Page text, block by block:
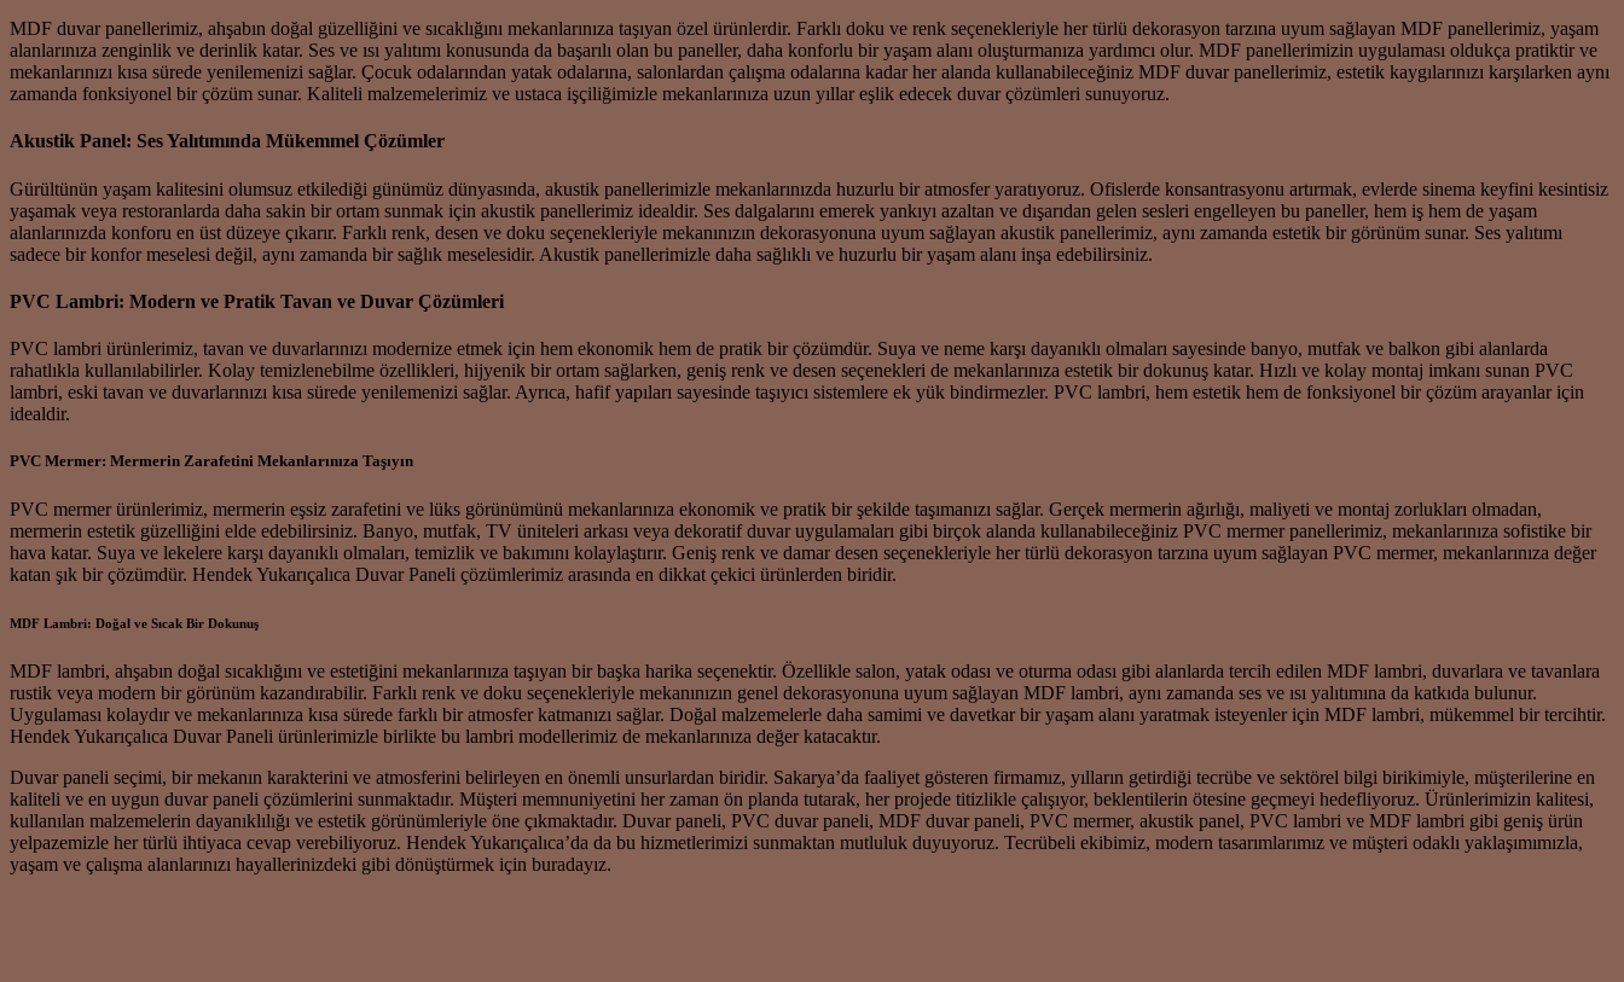
MDF duvar panellerimiz, ahşabın doğal güzelliğini ve sıcaklığını mekanlarınıza taşıyan özel ürünlerdir. Farklı doku ve renk seçenekleriyle her türlü dekorasyon tarzına uyum sağlayan MDF panellerimiz, yaşam
alanlarınıza zenginlik ve derinlik katar. Ses ve ısı yalıtımı konusunda da başarılı olan bu paneller, daha konforlu bir yaşam alanı oluşturmanıza yardımcı olur. MDF panellerimizin uygulaması oldukça pratiktir ve
mekanlarınızı kısa sürede yenilemenizi sağlar. Çocuk odalarından yatak odalarına, salonlardan çalışma odalarına kadar her alanda kullanabileceğiniz MDF duvar panellerimiz, estetik kaygılarınızı karşılarken aynı
zamanda fonksiyonel bir çözüm sunar. Kaliteli malzemelerimiz ve ustaca işçiliğimizle mekanlarınıza uzun yıllar eşlik edecek duvar çözümleri sunuyoruz.
Akustik Panel: Ses Yalıtımında Mükemmel Çözümler
Gürültünün yaşam kalitesini olumsuz etkilediği günümüz dünyasında, akustik panellerimizle mekanlarınızda huzurlu bir atmosfer yaratıyoruz. Ofislerde konsantrasyonu artırmak, evlerde sinema keyfini kesintisiz
yaşamak veya restoranlarda daha sakin bir ortam sunmak için akustik panellerimiz idealdir. Ses dalgalarını emerek yankıyı azaltan ve dışarıdan gelen sesleri engelleyen bu paneller, hem iş hem de yaşam
alanlarınızda konforu en üst düzeye çıkarır. Farklı renk, desen ve doku seçenekleriyle mekanınızın dekorasyonuna uyum sağlayan akustik panellerimiz, aynı zamanda estetik bir görünüm sunar. Ses yalıtımı
sadece bir konfor meselesi değil, aynı zamanda bir sağlık meselesidir. Akustik panellerimizle daha sağlıklı ve huzurlu bir yaşam alanı inşa edebilirsiniz.
PVC Lambri: Modern ve Pratik Tavan ve Duvar Çözümleri
PVC lambri ürünlerimiz, tavan ve duvarlarınızı modernize etmek için hem ekonomik hem de pratik bir çözümdür. Suya ve neme karşı dayanıklı olmaları sayesinde banyo, mutfak ve balkon gibi alanlarda
rahatlıkla kullanılabilirler. Kolay temizlenebilme özellikleri, hijyenik bir ortam sağlarken, geniş renk ve desen seçenekleri de mekanlarınıza estetik bir dokunuş katar. Hızlı ve kolay montaj imkanı sunan PVC
lambri, eski tavan ve duvarlarınızı kısa sürede yenilemenizi sağlar. Ayrıca, hafif yapıları sayesinde taşıyıcı sistemlere ek yük bindirmezler. PVC lambri, hem estetik hem de fonksiyonel bir çözüm arayanlar için
idealdir.
PVC Mermer: Mermerin Zarafetini Mekanlarınıza Taşıyın
PVC mermer ürünlerimiz, mermerin eşsiz zarafetini ve lüks görünümünü mekanlarınıza ekonomik ve pratik bir şekilde taşımanızı sağlar. Gerçek mermerin ağırlığı, maliyeti ve montaj zorlukları olmadan,
mermerin estetik güzelliğini elde edebilirsiniz. Banyo, mutfak, TV üniteleri arkası veya dekoratif duvar uygulamaları gibi birçok alanda kullanabileceğiniz PVC mermer panellerimiz, mekanlarınıza sofistike bir
hava katar. Suya ve lekelere karşı dayanıklı olmaları, temizlik ve bakımını kolaylaştırır. Geniş renk ve damar desen seçenekleriyle her türlü dekorasyon tarzına uyum sağlayan PVC mermer, mekanlarınıza değer
katan şık bir çözümdür. Hendek Yukarıçalıca Duvar Paneli çözümlerimiz arasında en dikkat çekici ürünlerden biridir.
MDF Lambri: Doğal ve Sıcak Bir Dokunuş
MDF lambri, ahşabın doğal sıcaklığını ve estetiğini mekanlarınıza taşıyan bir başka harika seçenektir. Özellikle salon, yatak odası ve oturma odası gibi alanlarda tercih edilen MDF lambri, duvarlara ve tavanlara
rustik veya modern bir görünüm kazandırabilir. Farklı renk ve doku seçenekleriyle mekanınızın genel dekorasyonuna uyum sağlayan MDF lambri, aynı zamanda ses ve ısı yalıtımına da katkıda bulunur.
Uygulaması kolaydır ve mekanlarınıza kısa sürede farklı bir atmosfer katmanızı sağlar. Doğal malzemelerle daha samimi ve davetkar bir yaşam alanı yaratmak isteyenler için MDF lambri, mükemmel bir tercihtir.
Hendek Yukarıçalıca Duvar Paneli ürünlerimizle birlikte bu lambri modellerimiz de mekanlarınıza değer katacaktır.
Duvar paneli seçimi, bir mekanın karakterini ve atmosferini belirleyen en önemli unsurlardan biridir. Sakarya’da faaliyet gösteren firmamız, yılların getirdiği tecrübe ve sektörel bilgi birikimiyle, müşterilerine en
kaliteli ve en uygun duvar paneli çözümlerini sunmaktadır. Müşteri memnuniyetini her zaman ön planda tutarak, her projede titizlikle çalışıyor, beklentilerin ötesine geçmeyi hedefliyoruz. Ürünlerimizin kalitesi,
kullanılan malzemelerin dayanıklılığı ve estetik görünümleriyle öne çıkmaktadır. Duvar paneli, PVC duvar paneli, MDF duvar paneli, PVC mermer, akustik panel, PVC lambri ve MDF lambri gibi geniş ürün
yelpazemizle her türlü ihtiyaca cevap verebiliyoruz. Hendek Yukarıçalıca’da da bu hizmetlerimizi sunmaktan mutluluk duyuyoruz. Tecrübeli ekibimiz, modern tasarımlarımız ve müşteri odaklı yaklaşımımızla,
yaşam ve çalışma alanlarınızı hayallerinizdeki gibi dönüştürmek için buradayız.